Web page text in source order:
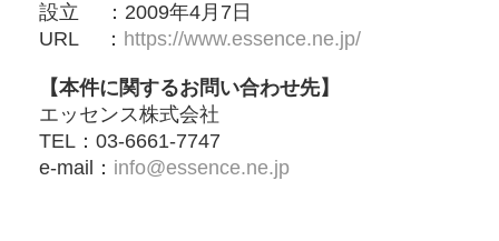
設立 ：2009年4⽉7⽇
URL ： https://www.essence.ne.jp/
【本件に関するお問い合わせ先】
エッセンス株式会社
TEL：03-6661-7747
e-mail： info@essence.ne.jp